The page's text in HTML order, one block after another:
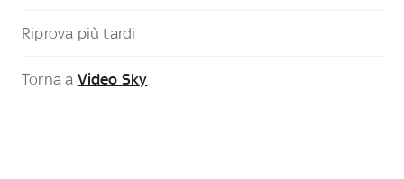
Riprova più tardi
Torna a Video Sky